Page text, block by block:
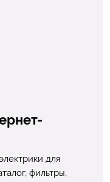
для
фильтры,